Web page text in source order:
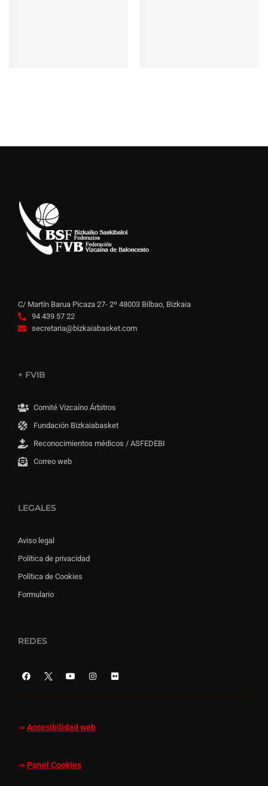
C/ Martín Barua Picaza 27- 2º 48003 Bilbao, Bizkaia
94 439 57 22
secretaria@bizkaiabasket.com
+ FVIB
Comité Vizcaíno Árbitros
Fundación Bizkaiabasket
Reconocimientos médicos / ASFEDEBI
Correo web
LEGALES
Aviso legal
Política de privacidad
Política de Cookies
Formulario
REDES
⇒ Accesibilidad web
⇒ Panel Cookies